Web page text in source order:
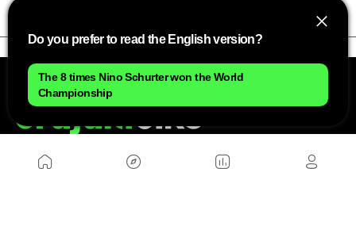
Do you prefer to read the English version?
The 8 times Nino Schurter won the World
Championship